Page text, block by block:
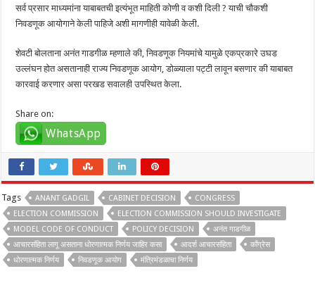
सर्व प्रसार माध्यमांना याबाबतची इत्यंभूत माहिती कोणी व कशी दिली ? याची चौकशी
निवडणूक आयोगाने केली पाहिजे अशी मागणीही यावेळी केली.
शेवटी बोलताना अनंत गाडगीळ म्हणाले की, निवडणूक नियमांचे यामुळे एकप्रकारे उघड
उल्लंघन होत असतानाही राज्य निवडणूक आयोग, डोळ्याला पट्टी लावून बसणार की याबाबत
कारवाई करणार असा परखड सवालही उपस्थित केला.
Share on:
WhatsApp
Tags ANANT GADGIL CABINET DECISION
CONGRESS
ELECTION COMMISSION
ELECTION COMMISSION SHOULD INVESTIGATE
MODEL CODE OF CONDUCT
POLICY DECISION
अनंत गाडगीळ
आचारसंहिता लागू असताना धोरणात्मक निर्णय जाहिर कसा
आदर्श आचारसंहिता
काँग्रेस
धोरणात्मक निर्णय
निवडणूक आयोग मंत्रिमंडळाचा निर्णय